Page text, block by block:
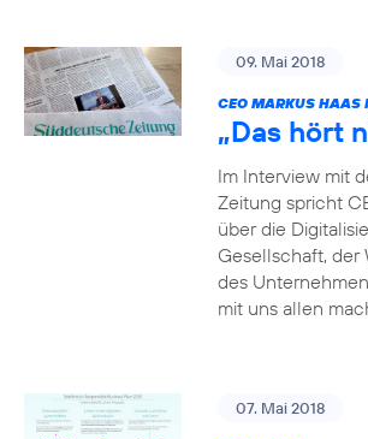
09. Mai 2018
CEO MARKUS HAAS
„Das hört
Im Interview mit
Zeitung spricht
über die
Gesellschaft, der
des
mit uns allen
07. Mai 2018